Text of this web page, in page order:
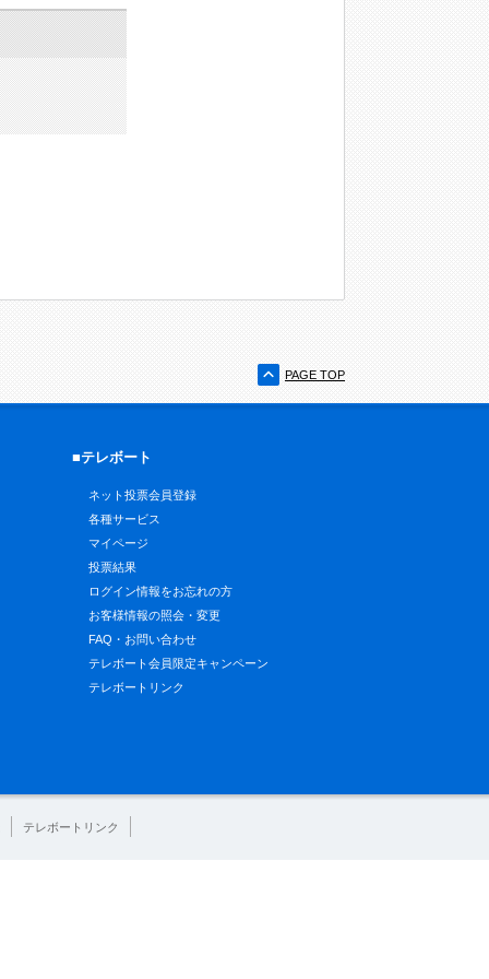
PAGE TOP
■テレボート
ネット投票会員登録
各種サービス
マイページ
投票結果
ログイン情報をお忘れの方
お客様情報の照会・変更
FAQ・お問い合わせ
テレボート会員限定キャンペーン
テレボートリンク
テレボートリンク